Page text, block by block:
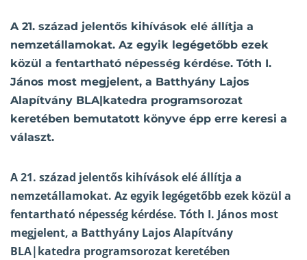
A 21. század jelentős kihívások elé állítja a
nemzetállamokat. Az egyik legégetőbb ezek
közül a fentartható népesség kérdése. Tóth I.
János most megjelent, a Batthyány Lajos
Alapítvány BLA|katedra programsorozat
keretében bemutatott könyve épp erre keresi a
választ.
A 21. század jelentős kihívások elé állítja a
nemzetállamokat. Az egyik legégetőbb ezek közül a
fentartható népesség kérdése. Tóth I. János most
megjelent, a Batthyány Lajos Alapítvány
BLA|katedra programsorozat keretében